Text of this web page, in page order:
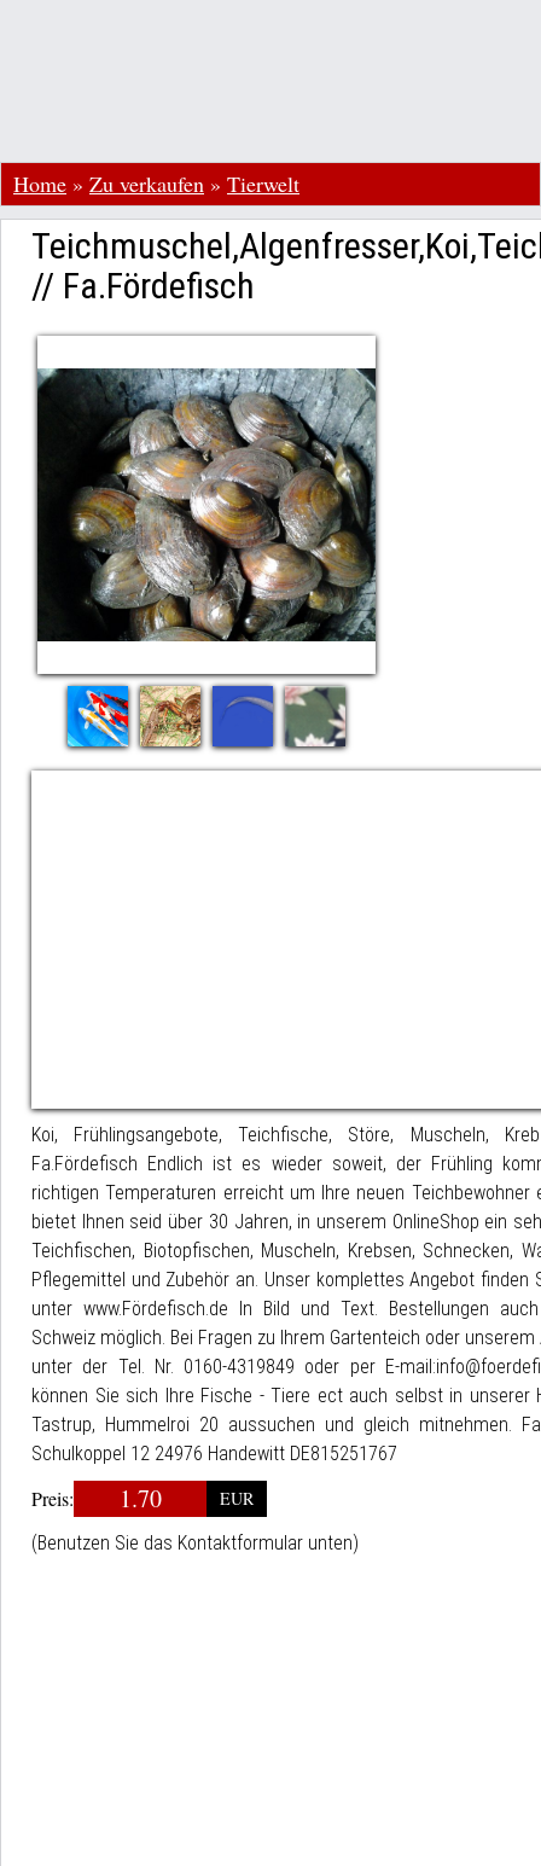
Home » Zu verkaufen » Tierwelt
// Fa.Fördefisch
Koi, Frühlingsangebote, Teichfische, Störe, Muscheln,
Fa.Fördefisch Endlich ist es wieder soweit, der Frühling
richtigen Temperaturen erreicht um Ihre neuen Teichbewohner
bietet Ihnen seid über 30 Jahren, in unserem OnlineShop ein
Teichfischen, Biotopfischen, Muscheln, Krebsen, Schnecken,
Pflegemittel und Zubehör an. Unser komplettes Angebot finden
unter www.Fördefisch.de In Bild und Text. Bestellungen
Schweiz möglich. Bei Fragen zu Ihrem Gartenteich oder
unter der Tel. Nr. 0160-4319849 oder per E-
können Sie sich Ihre Fische - Tiere ect auch selbst in unserer
Tastrup, Hummelroi 20 aussuchen und gleich mitnehmen.
Schulkoppel 12 24976 Handewitt DE815251767
Preis: 1.70
EUR
(Benutzen Sie das Kontaktformular unten)